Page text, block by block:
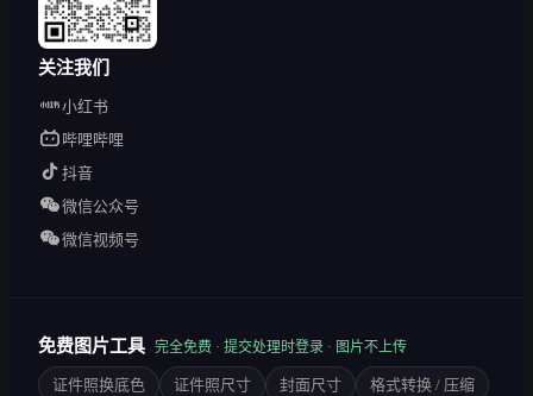
关注我们
小红书
哔哩哔哩
抖音
微信公众号
微信视频号
免费图片工具 完全免费 · 提交处理时登录 · 图片不上传
证件照换底色 证件照尺寸 封面尺寸 格式转换 / 压缩